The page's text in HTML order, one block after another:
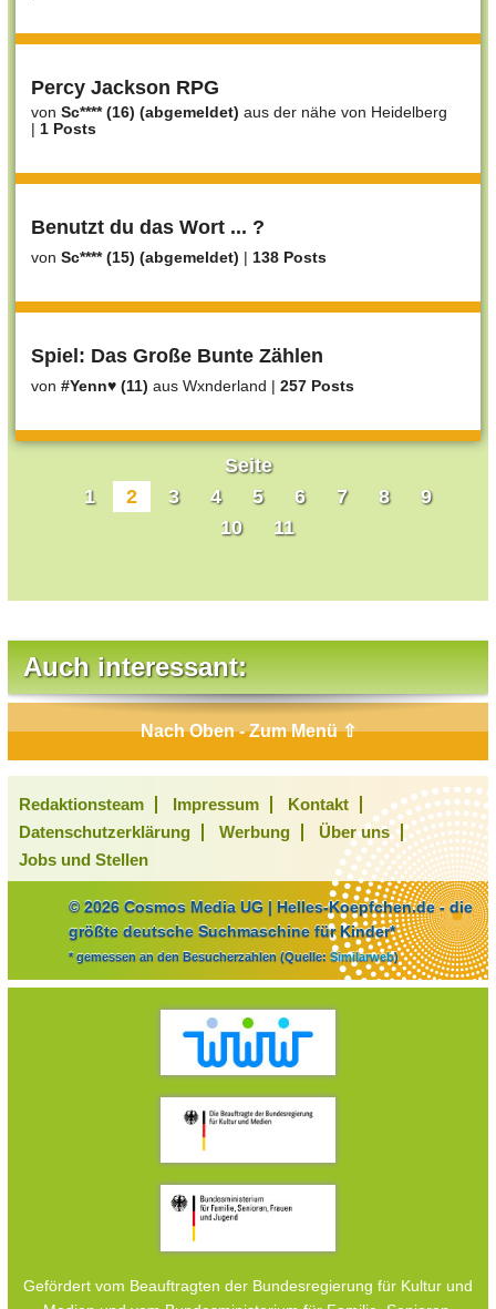
Percy Jackson RPG
von Sc**** (16) (abgemeldet) aus der nähe von Heidelberg
| 1 Posts
Benutzt du das Wort ... ?
von Sc**** (15) (abgemeldet) | 138 Posts
Spiel: Das Große Bunte Zählen
von #Yenn♥ (11) aus Wxnderland | 257 Posts
Seite
1
2 3 4 5 6 7 8
9
10
11
Auch interessant:
Nach Oben - Zum Menü ⇧
Redaktionsteam Impressum
Kontakt
Datenschutzerklärung
Werbung
Über uns
Jobs und Stellen
© 2026 Cosmos Media UG | Helles-Koepfchen.de - die
größte deutsche Suchmaschine für Kinder*
* gemessen an den Besucherzahlen (Quelle: Similarweb)
Gefördert vom Beauftragten der Bundesregierung für Kultur und